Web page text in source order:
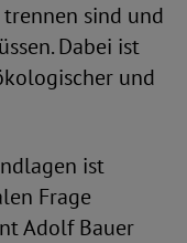
sind und
Dabei ist
und
ist
Frage
Adolf Bauer